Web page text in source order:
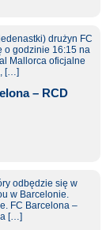
– RCD